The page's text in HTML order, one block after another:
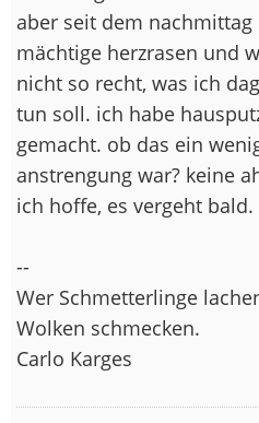
aber seit dem nachmittag
mächtige herzrasen und
nicht so recht, was ich
tun soll. ich habe
gemacht. ob das ein
anstrengung war? keine
ich hoffe, es vergeht bald.
--
Wer Schmetterlinge
Wolken schmecken.
Carlo Karges